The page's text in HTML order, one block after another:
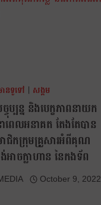
នទូទៅ | សង្គម
ចុប្បន្ន និងបេក្ខភាពនាយក
នាពេលអនាគត តែងតែបាន
កក្រុមគ្រួសារអំពីគុណ
អាចក្លាហាន នៃកងទ័ព
October 9, 2022